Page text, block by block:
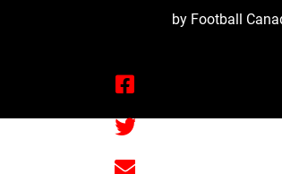
by Football